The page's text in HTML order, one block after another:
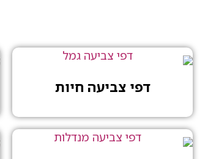
דפי צביעה חיות